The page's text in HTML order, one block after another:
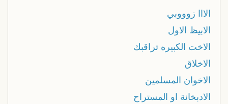
الااا زوووبي
الابيظ الاول
الاخت الكبيره تراقبك
الاخلاق
الاخوان المسلمين
الادبخانة او المستراح